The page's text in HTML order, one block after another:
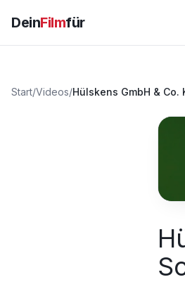
DeinFilmfür
Start/Videos/Hülskens GmbH &